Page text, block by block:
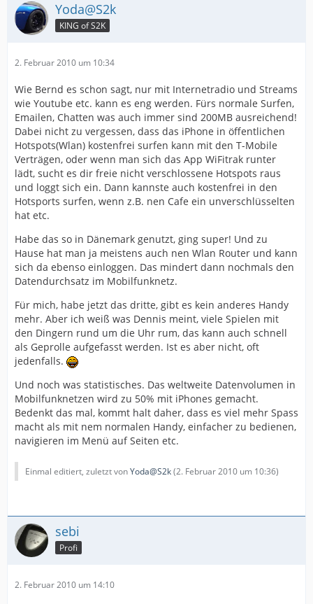
Yoda@S2k
KING of S2K
2. Februar 2010 um 10:34
Wie Bernd es schon sagt, nur mit Internetradio und Streams
wie Youtube etc. kann es eng werden. Fürs normale Surfen,
Emailen, Chatten was auch immer sind 200MB ausreichend!
Dabei nicht zu vergessen, dass das iPhone in öffentlichen
Hotspots(Wlan) kostenfrei surfen kann mit den T-Mobile
Verträgen, oder wenn man sich das App WiFitrak runter
lädt, sucht es dir freie nicht verschlossene Hotspots raus
und loggt sich ein. Dann kannste auch kostenfrei in den
Hotsports surfen, wenn z.B. nen Cafe ein unverschlüsselten
hat etc.
Habe das so in Dänemark genutzt, ging super! Und zu
Hause hat man ja meistens auch nen Wlan Router und kann
sich da ebenso einloggen. Das mindert dann nochmals den
Datendurchsatz im Mobilfunknetz.
Für mich, habe jetzt das dritte, gibt es kein anderes Handy
mehr. Aber ich weiß was Dennis meint, viele Spielen mit
den Dingern rund um die Uhr rum, das kann auch schnell
als Geprolle aufgefasst werden. Ist es aber nicht, oft
jedenfalls.
Und noch was statistisches. Das weltweite Datenvolumen in
Mobilfunknetzen wird zu 50% mit iPhones gemacht.
Bedenkt das mal, kommt halt daher, dass es viel mehr Spass
macht als mit nem normalen Handy, einfacher zu bedienen,
navigieren im Menü auf Seiten etc.
Einmal editiert, zuletzt vonYoda@S2k(2. Februar 2010 um 10:36)
sebi
Profi
2. Februar 2010 um 14:10